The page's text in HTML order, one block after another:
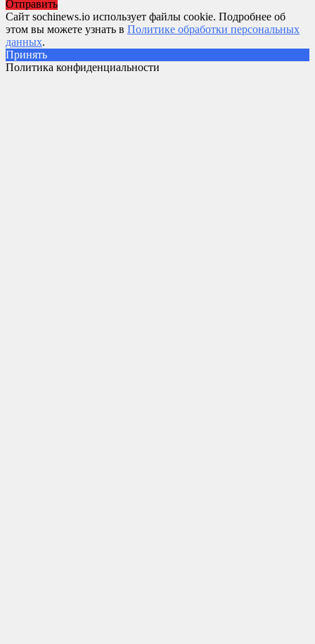
Отправить
Сайт sochinews.io использует файлы cookie. Подробнее об
этом вы можете узнать в Политике обработки персональных
данных.
Принять
Политика конфиденциальности